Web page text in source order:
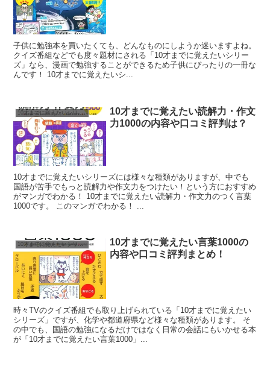
子供に勉強本を買いたくても、どんなものにしようか迷いますよね。
クイズ番組などでも度々題材にされる「10才までに覚えたいシリー
ズ」なら、漫画で勉強することができるため子供にぴったりの一冊な
んです！ 10才までに覚えたいシ...
10才までに覚えたいシリーズ
10才までに覚えたい読解力・作文
力1000の内容や口コミ評判は？
10才までに覚えたいシリーズには様々な種類がありますが、中でも
国語が苦手でもっと読解力や作文力をつけたい！という方におすすめ
がマンガでわかる！ 10才までに覚えたい読解力・作文力のつく言葉
1000です。 このマンガでわかる！ ...
10才までに覚えたいシリーズ
10才までに覚えたい言葉1000の
内容や口コミ評判まとめ！
時々TVのクイズ番組でも取り上げられている「10才までに覚えたい
シリーズ」ですが、化学や都道府県など様々な種類があります。 そ
の中でも、国語の勉強になるだけではなく日常の会話にもいかせる本
が「10才までに覚えたい言葉1000」...